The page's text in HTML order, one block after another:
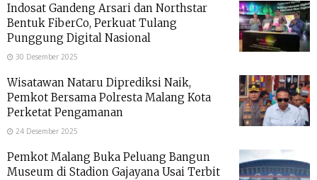
Indosat Gandeng Arsari dan Northstar
Bentuk FiberCo, Perkuat Tulang
Punggung Digital Nasional
30 Desember 2025
Wisatawan Nataru Diprediksi Naik,
Pemkot Bersama Polresta Malang Kota
Perketat Pengamanan
24 Desember 2025
Pemkot Malang Buka Peluang Bangun
Museum di Stadion Gajayana Usai Terbit